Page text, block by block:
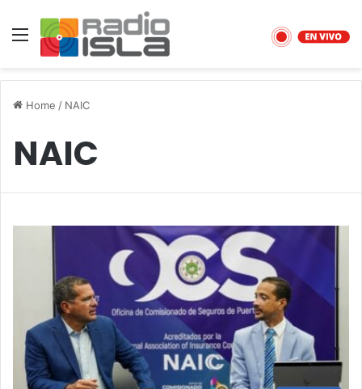
Menu
Home / NAIC
NAIC